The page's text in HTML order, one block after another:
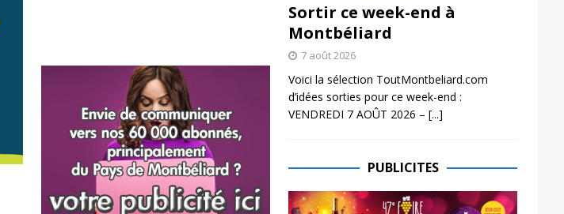
Sortir ce week-end à
Montbéliard
7 août 2026
Voici la sélection ToutMontbeliard.com
d’idées sorties pour ce week-end :
VENDREDI 7 AOÛT 2026 – [...]
PUBLICITES